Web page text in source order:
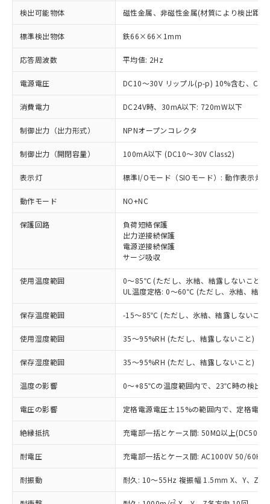
検出可能物体 磁性金属、非磁性金属(材質により検出距
標準検出物体 鉄66×66×1mm
応答周波数 平均値: 2Hz
電源電圧 DC10～30V リップル(p-p) 10%含む、
消費電力 DC24V時、30mA以下: 720mW以下
制御出力（出力形式） NPNオープンコレクタ
制御出力（開閉容量） 100mA以下 (DC10～30V Class2)
表示灯 標準I/Oモード（SIOモード）: 動作表示灯(
動作モード NO+NC
保護回路
負荷短絡保護
出力逆接続保護
電源逆接続保護
サージ吸収
使用温度範囲
0～85℃ (ただし、氷結、結露しないこと)
UL温度定格: 0～60℃ (ただし、氷結、結露
保存温度範囲 -15～85℃ (ただし、氷結、結露しないこと)
使用湿度範囲 35～95%RH (ただし、結露しないこと)
保存湿度範囲 35～95%RH (ただし、結露しないこと)
温度の影響 0～+85℃の温度範囲内で、23℃時の検出
電圧の影響 定格電源電圧±15%の範囲内で、定格電
絶縁抵抗 充電部一括とケース間: 50MΩ以上(DC500V
耐電圧 充電部一括とケース間: AC1000V 50/60Hz
耐振動 耐久: 10～55Hz 複振幅 1.5mm X、Y、Z各
2
ご利用条件
以下の条件をお読みいただき、同意のうえ
ご利用ください。
本サービスは、当社制御機器事業取扱
商品の当社在庫状況および標準価格
(税抜)を提供させていただくもので
当社制御機器事業取扱商品の中には、
本サービスの対象外となる商品もある
ことをご了承ください。
在庫状況および標準価格照会結果は、
記載している更新日時点での社内デー
タに基づき作成されるものであり、閲
覧された時点での実際の在庫および標
※1 対応状況
対応済み：EU RoHS指令（10物質）の
非含有に対応した製品が提供可能な商品で
対応予定：EU RoHS指令（10物質）の非含
有に対応した製品に切り替える予定のある
商品です。
対応予定なし：EU RoHS指令（10物質）の
非含有に非対応の商品で、対応品を出す予
定はありません。
調査・確認中：EU RoHS指令（10物質）の
非含有の対応状況を調査中または確認中の
商品です。
非該当品：ライセンス料など無形物で、有
害物質有無と関係のない商品です。
いたものが、含有品と判明した場合などや
むを得ず変更することがあります。
*EU RoHS指令（10物質）：
鉛(Pb) 1000ppm以下、 水銀(Hg) 1000ppm以下、 カド
ミウム(Cd) 100ppm以下、
※1 中国RoHS○×表
「○」：最大均質材料含有率が中国RoHSの
基準値以下であることを示します。
「×」：最大均質材料含有率が中国RoHSの
基準値を超えていることを示します。
い合わせください。
為替および外国貿易法に定める商品
（以下｢規制貨物等」という）を輸出
または国外への提供する場合は、日本
国政府の輸出許可(または役務取引許